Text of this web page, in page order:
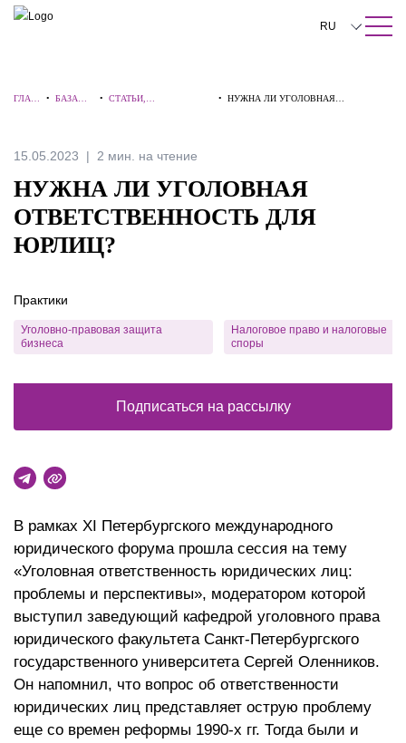
ПОИСК ПО САЙТУ Закрыть
RU
中文
Türkçe
ГЛАВ
• БАЗА
• СТАТЬИ,
•НУЖНА ЛИ УГОЛОВНАЯ
15.05.2023 2 мин. на чтение
НУЖНА ЛИ УГОЛОВНАЯ
ОТВЕТСТВЕННОСТЬ ДЛЯ
ЮРЛИЦ?
В рамках XI Петербургского международного
юридического форума прошла сессия на тему
«Уголовная ответственность юридических лиц:
проблемы и перспективы», модератором которой
выступил заведующий кафедрой уголовного права
юридического факультета Санкт-Петербургского
государственного университета Сергей Оленников.
Он напомнил, что вопрос об ответственности
юридических лиц представляет острую проблему
еще со времен реформы 1990-х гг. Тогда были и
Практики
Уголовно-правовая защита
бизнеса
Налоговое право и налоговые
споры
Подписаться на рассылку